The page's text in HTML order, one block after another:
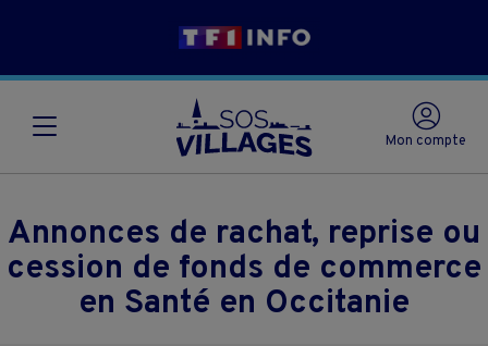
Mon compte
Annonces de rachat, reprise ou
cession de fonds de commerce
en Santé en Occitanie